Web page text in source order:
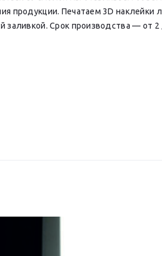
продукции. Печатаем 3D
заливкой. Cрок производства — от